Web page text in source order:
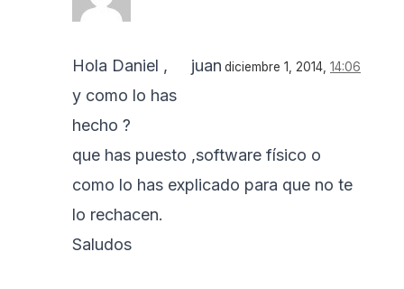
juan diciembre 1, 2014, 14:06
Hola Daniel ,
y como lo has
hecho ?
que has puesto ,software físico o
como lo has explicado para que no te
lo rechacen.
Saludos